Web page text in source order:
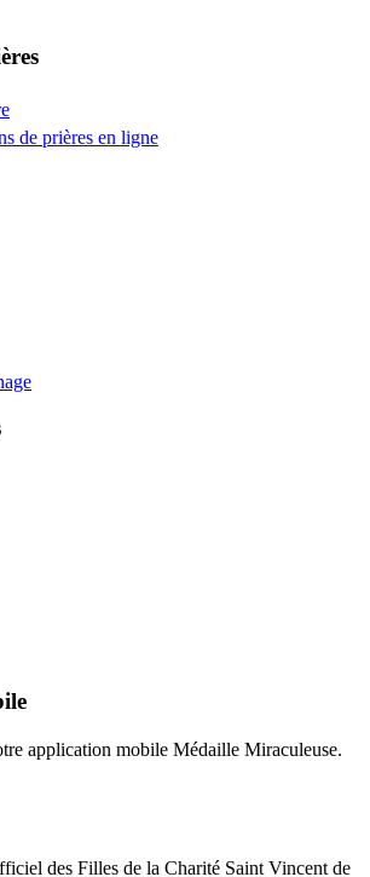
de prières en ligne
application mobile Médaille Miraculeuse.
des Filles de la Charité Saint Vincent de